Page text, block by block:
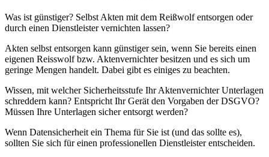
Was ist günstiger? Selbst Akten mit dem Reißwolf entsorgen oder
durch einen Dienstleister vernichten lassen?
Akten selbst entsorgen kann günstiger sein, wenn Sie bereits einen
eigenen Reisswolf bzw. Aktenvernichter besitzen und es sich um
geringe Mengen handelt. Dabei gibt es einiges zu beachten.
Wissen, mit welcher Sicherheitsstufe Ihr Aktenvernichter Unterlagen
schreddern kann? Entspricht Ihr Gerät den Vorgaben der DSGVO?
Müssen Ihre Unterlagen sicher entsorgt werden?
Wenn Datensicherheit ein Thema für Sie ist (und das sollte es),
sollten Sie sich für einen professionellen Dienstleister entscheiden.